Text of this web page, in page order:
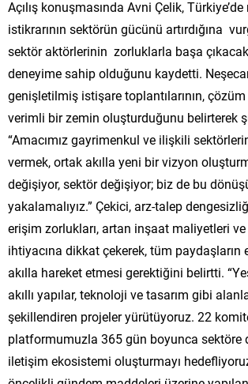
Açılış konuşmasında Avni Çelik,
istikrarının sektörün gücünü artırdığına
sektör aktörlerinin zorluklarla başa
deneyime sahip olduğunu kaydetti.
genişletilmiş istişare toplantılarının, çözüm
verimli bir zemin oluşturduğunu belirterek
“Amacımız gayrimenkul ve ilişkili
vermek, ortak akılla yeni bir vizyon
değişiyor, sektör değişiyor; biz de bu
yakalamalıyız.” Çekici, arz-talep
erişim zorlukları, artan inşaat maliyetleri
ihtiyacına dikkat çekerek, tüm paydaşların
akılla hareket etmesi gerektiğini belirtti.
akıllı yapılar, teknoloji ve tasarım gibi
şekillendiren projeler yürütüyoruz. 22
platformumuzla 365 gün boyunca sektöre
iletişim ekosistemi oluşturmayı